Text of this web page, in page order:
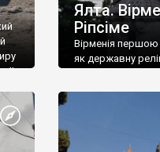
ІІ,
Ялта.
Ріпсіме
Вірменія першою
як державну